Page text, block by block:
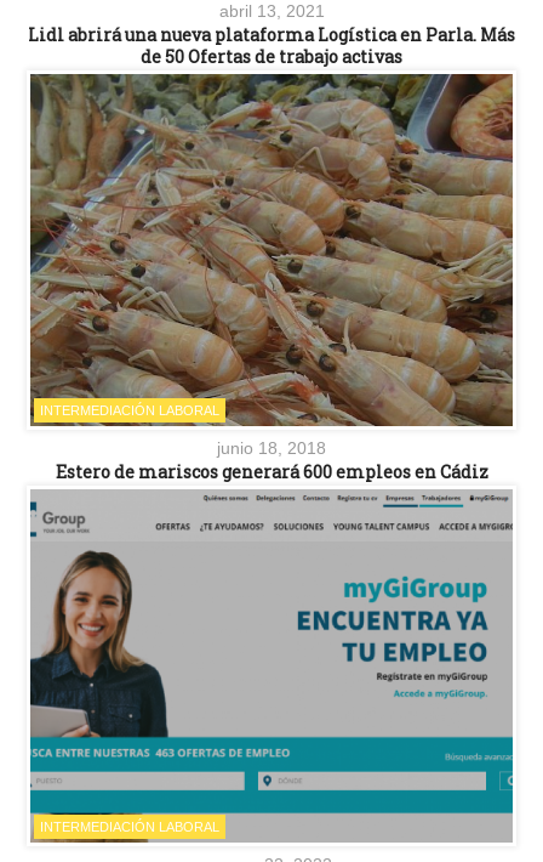
abril 13, 2021
Lidl abrirá una nueva plataforma Logística en Parla. Más
de 50 Ofertas de trabajo activas
INTERMEDIACIÓN LABORAL
junio 18, 2018
Estero de mariscos generará 600 empleos en Cádiz
INTERMEDIACIÓN LABORAL